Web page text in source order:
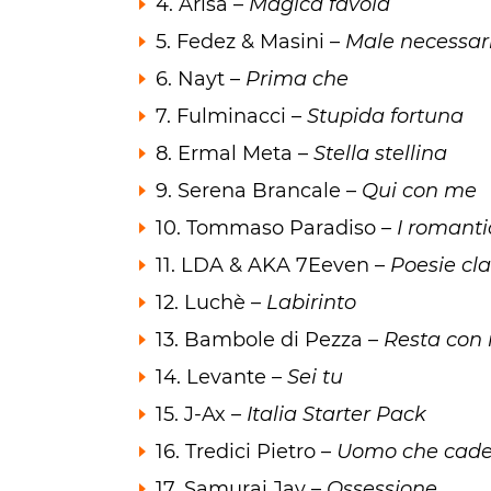
5. Fedez & Masini – Male
6. Nayt – Prima che
7. Fulminacci – Stupida fortuna
8. Ermal Meta – Stella stellina
9. Serena Brancale – Qui con me
10. Tommaso Paradiso – I
11. LDA & AKA 7Eeven – Poesie
12. Luchè – Labirinto
13. Bambole di Pezza – Resta con
14. Levante – Sei tu
15. J-Ax – Italia Starter Pack
16. Tredici Pietro – Uomo che